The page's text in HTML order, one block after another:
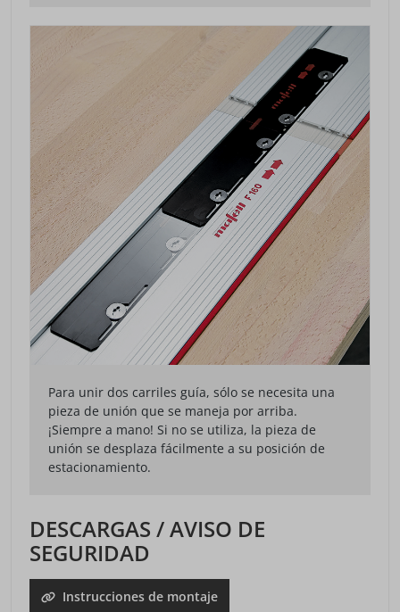
Para unir dos carriles guía, sólo se necesita una
pieza de unión que se maneja por arriba.
¡Siempre a mano! Si no se utiliza, la pieza de
unión se desplaza fácilmente a su posición de
estacionamiento.
DESCARGAS / AVISO DE
SEGURIDAD
Instrucciones de montaje